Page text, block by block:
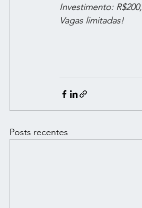
Investimento:
Vagas limitadas!
Posts recentes